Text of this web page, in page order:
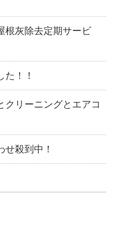
根灰除去定期サービ
！！
リーニングとエアコ
殺到中！